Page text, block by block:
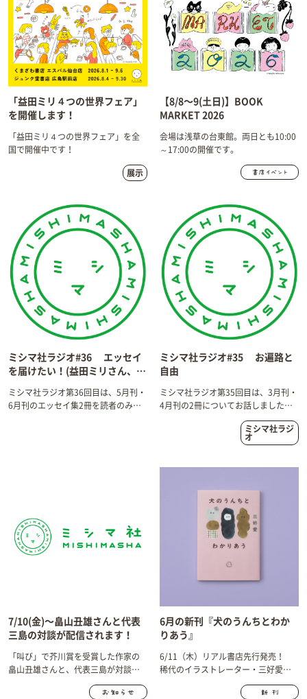
「益田ミリ４つの世界フェア」
を開催します！
「益田ミリ４つの世界フェア」を全
国で開催中です！
展示
【8/8〜9(土日)】BOOK
MARKET 2026
会場は浅草の台東館。両日とも10:00
～17:00の開催です。
ミシマ社ラジオ#36 エッセイ
を届けたい！(益田ミリさん、三
ミシマ社ラジオ第36回目は、5月刊・
6月刊のエッセイ集2冊を読者のみな
ミシマ社ラジオ#35 お遍路と
自由
ミシマ社ラジオ第35回目は、3月刊・
4月刊の2冊についてお話しました。
ミシマ社ラジ
オ
7/10(金)〜畠山丑雄さんと代表
三島の対談が配信されます！
「叫び」で芥川賞を受賞した作家の
畠山丑雄さんと、代表三島が対談し
6月の新刊『犬のうんちとわか
りあう』
6/11（木）リアル書店先行発売！
稀代のイラストレーター・三好愛さ
めぐる待望のエッセイ集です。